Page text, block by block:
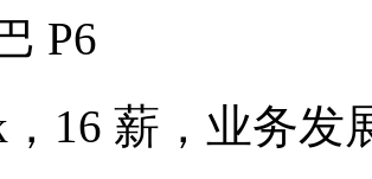
P6
，16 薪，业务发